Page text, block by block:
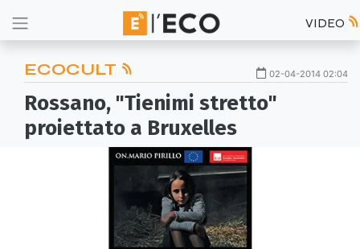
VIDEO
ECOCULT 02-04-2014 02:04
Rossano, "Tienimi stretto"
proiettato a Bruxelles